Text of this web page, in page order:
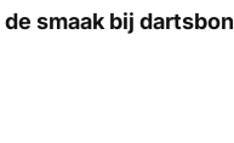
smaak bij